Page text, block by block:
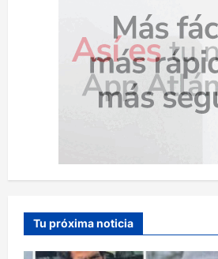
Tu próxima noticia